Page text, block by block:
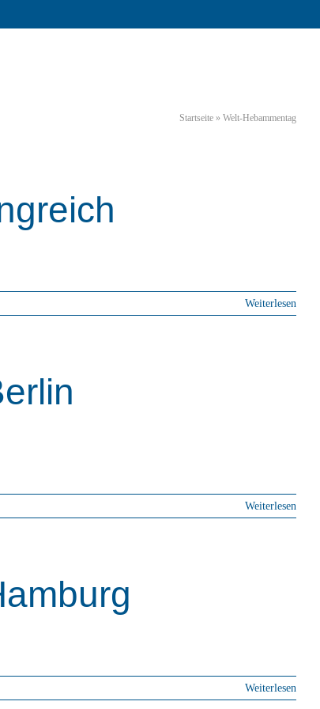
Startseite » Welt-Hebammentag
Weiterlesen
Weiterlesen
Weiterlesen